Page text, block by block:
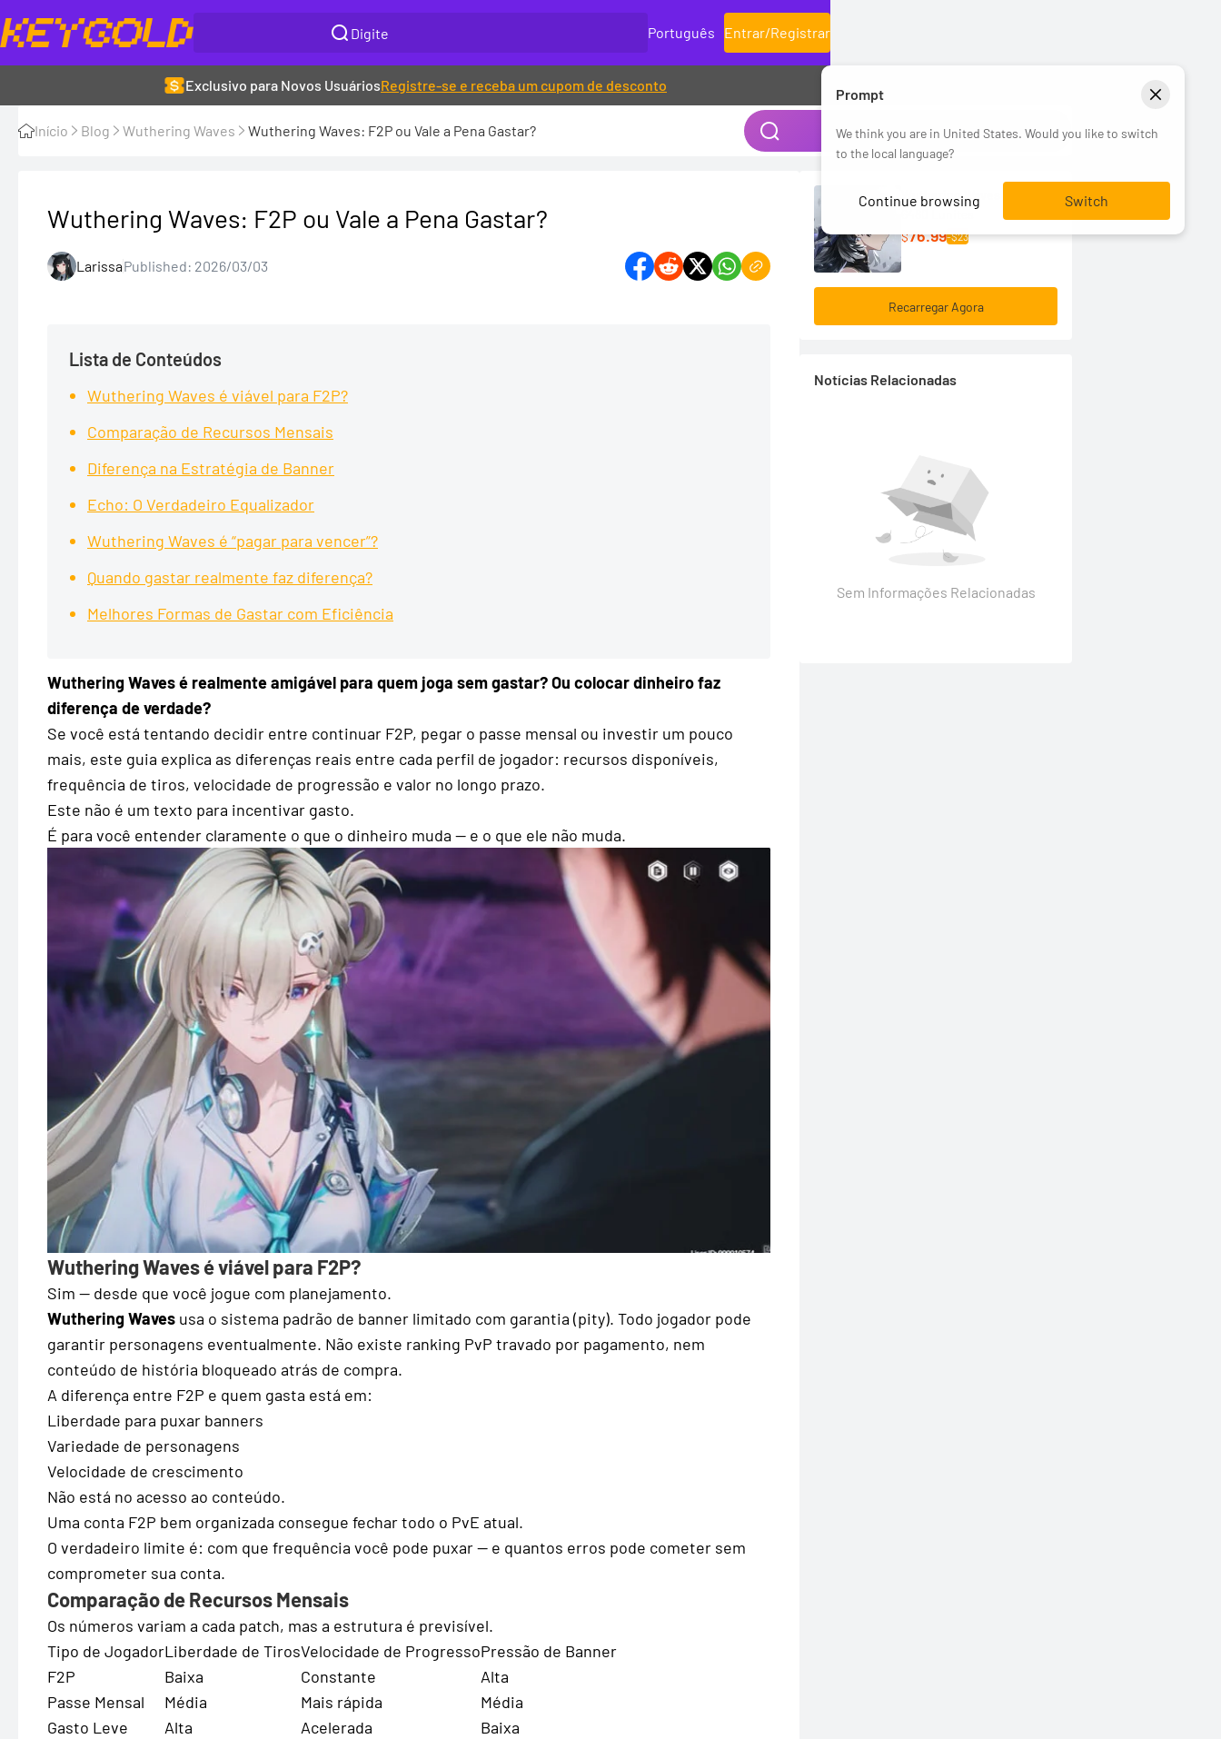
Português Entrar/Registrar
Exclusivo para Novos UsuáriosRegistre-se e receba um cupom de desconto
Prompt
We think you are in United States. Would you like to switch
to the local language?
Continue browsing Switch
Início Blog Wuthering Waves Wuthering Waves: F2P ou Vale a Pena Gastar?
Wuthering Waves: F2P ou Vale a Pena Gastar?
LarissaPublished: 2026/03/03
Lista de Conteúdos
Wuthering Waves é viável para F2P?
Comparação de Recursos Mensais
Diferença na Estratégia de Banner
Echo: O Verdadeiro Equalizador
Wuthering Waves é “pagar para vencer”?
Quando gastar realmente faz diferença?
Melhores Formas de Gastar com Eficiência
Wuthering Waves é realmente amigável para quem joga sem gastar? Ou colocar dinheiro faz
diferença de verdade?
Se você está tentando decidir entre continuar F2P, pegar o passe mensal ou investir um pouco
mais, este guia explica as diferenças reais entre cada perfil de jogador: recursos disponíveis,
frequência de tiros, velocidade de progressão e valor no longo prazo.
Este não é um texto para incentivar gasto.
É para você entender claramente o que o dinheiro muda — e o que ele não muda.
Wuthering Waves é viável para F2P?
Sim — desde que você jogue com planejamento.
Wuthering Waves usa o sistema padrão de banner limitado com garantia (pity). Todo jogador pode
garantir personagens eventualmente. Não existe ranking PvP travado por pagamento, nem
conteúdo de história bloqueado atrás de compra.
A diferença entre F2P e quem gasta está em:
Liberdade para puxar banners
Variedade de personagens
Velocidade de crescimento
Não está no acesso ao conteúdo.
Uma conta F2P bem organizada consegue fechar todo o PvE atual.
O verdadeiro limite é: com que frequência você pode puxar — e quantos erros pode cometer sem
comprometer sua conta.
Comparação de Recursos Mensais
Os números variam a cada patch, mas a estrutura é previsível.
Tipo de JogadorLiberdade de TirosVelocidade de ProgressoPressão de Banner
F2P
Baixa Constante
Alta
Passe Mensal
Média Mais rápida
Média
Gasto Leve
Alta Acelerada
Baixa
Wuthering Waves
$76.99-$23
Recarregar Agora
Notícias Relacionadas
Sem Informações Relacionadas